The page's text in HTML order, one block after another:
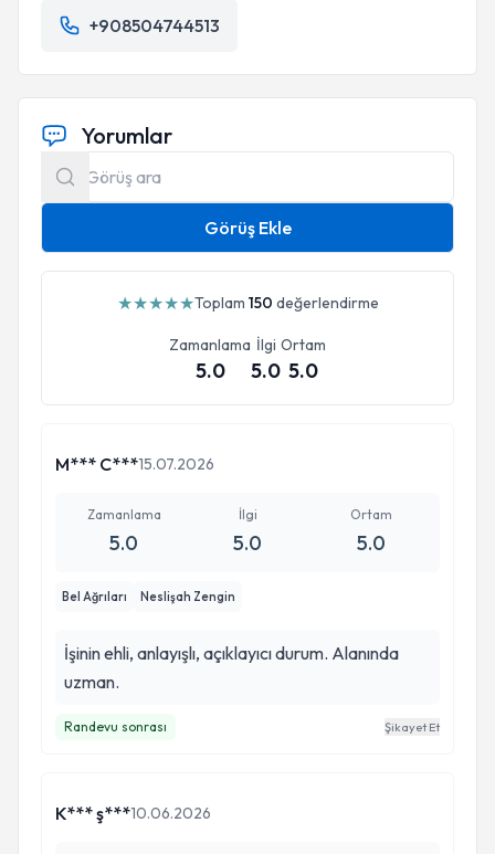
+908504744513
Yorumlar
Görüş Ekle
★★★★★Toplam 150 değerlendirme
Zamanlama
5.0
İlgi
5.0
Ortam
5.0
M*** C***15.07.2026
Zamanlama
5.0
İlgi
5.0
Ortam
5.0
Bel Ağrıları Neslişah Zengin
İşinin ehli, anlayışlı, açıklayıcı durum. Alanında
uzman.
Randevu sonrası Şikayet Et
K*** ş***10.06.2026